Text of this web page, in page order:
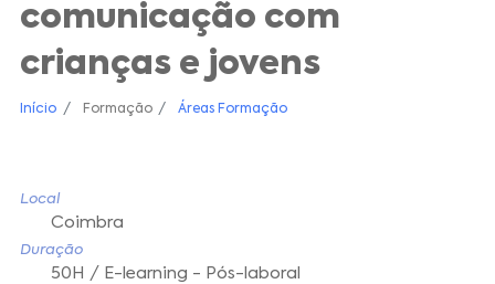
comunicação com
crianças e jovens
Início Formação Áreas Formação
Local
Coimbra
Duração
50H / E-learning - Pós-laboral